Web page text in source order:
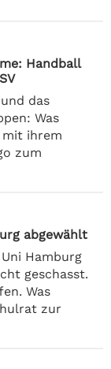
Handball
das
Was
mit ihrem
zum
abgewählt
Hamburg
geschasst.
Was
zur